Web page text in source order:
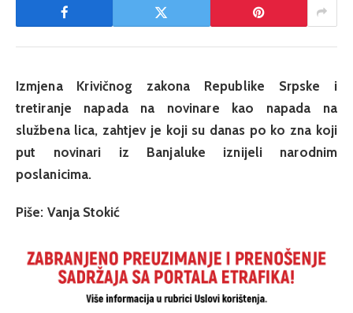
Izmjena Krivičnog zakona Republike Srpske i
tretiranje napada na novinare kao napada na
službena lica, zahtjev je koji su danas po ko zna koji
put novinari iz Banjaluke iznijeli narodnim
poslanicima.
Piše: Vanja Stokić